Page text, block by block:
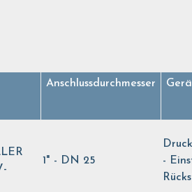
Anschlussdurchmesser
1" - DN 25
-